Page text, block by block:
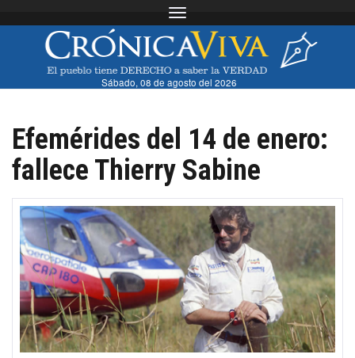
Toggle navigation
Sábado, 08 de agosto del 2026
Efemérides del 14 de enero:
fallece Thierry Sabine